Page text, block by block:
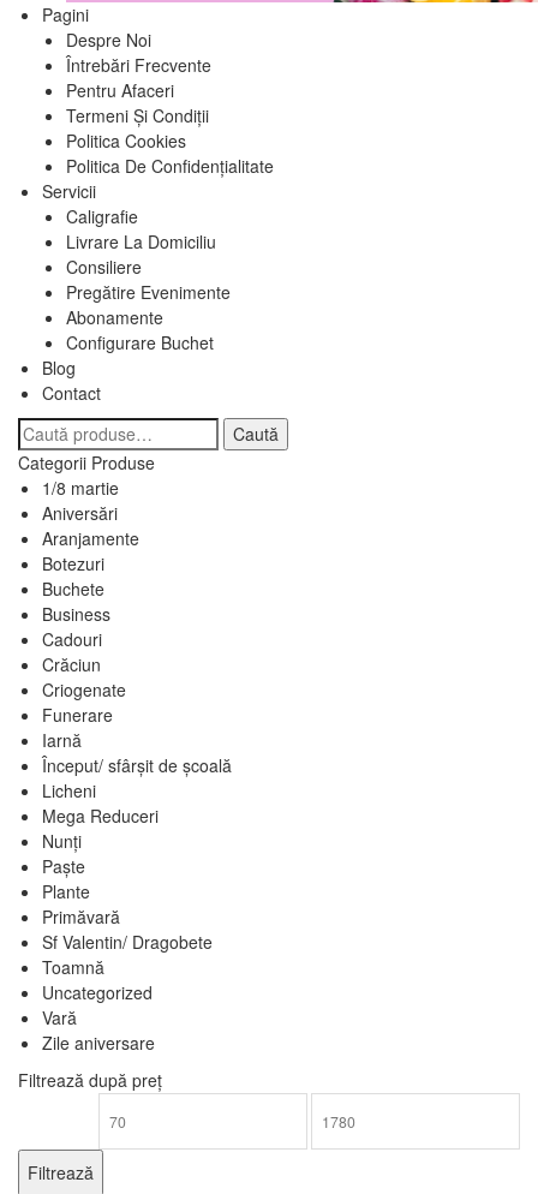
Pagini
Despre Noi
Întrebări Frecvente
Pentru Afaceri
Termeni Și Condiții
Politica Cookies
Politica De Confidențialitate
Servicii
Caligrafie
Livrare La Domiciliu
Consiliere
Pregătire Evenimente
Abonamente
Configurare Buchet
Blog
Contact
Caută
după:
Caută
Categorii Produse
1/8 martie
Aniversări
Aranjamente
Botezuri
Buchete
Business
Cadouri
Crăciun
Criogenate
Funerare
Iarnă
Început/ sfârșit de școală
Licheni
Mega Reduceri
Nunți
Paște
Plante
Primăvară
Sf Valentin/ Dragobete
Toamnă
Uncategorized
Vară
Zile aniversare
Filtrează după preț
minim
maxim
Filtrează